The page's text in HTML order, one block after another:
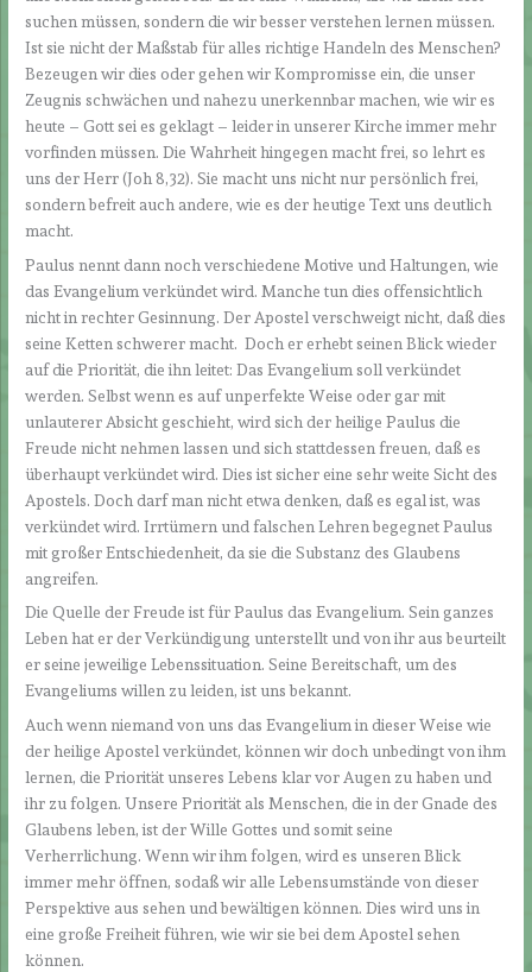
suchen müssen, sondern die wir besser verstehen lernen müssen.
Ist sie nicht der Maßstab für alles richtige Handeln des Menschen?
Bezeugen wir dies oder gehen wir Kompromisse ein, die unser
Zeugnis schwächen und nahezu unerkennbar machen, wie wir es
heute – Gott sei es geklagt – leider in unserer Kirche immer mehr
vorfinden müssen. Die Wahrheit hingegen macht frei, so lehrt es
uns der Herr (Joh 8,32). Sie macht uns nicht nur persönlich frei,
sondern befreit auch andere, wie es der heutige Text uns deutlich
macht.
Paulus nennt dann noch verschiedene Motive und Haltungen, wie
das Evangelium verkündet wird. Manche tun dies offensichtlich
nicht in rechter Gesinnung. Der Apostel verschweigt nicht, daß dies
seine Ketten schwerer macht. Doch er erhebt seinen Blick wieder
auf die Priorität, die ihn leitet: Das Evangelium soll verkündet
werden. Selbst wenn es auf unperfekte Weise oder gar mit
unlauterer Absicht geschieht, wird sich der heilige Paulus die
Freude nicht nehmen lassen und sich stattdessen freuen, daß es
überhaupt verkündet wird. Dies ist sicher eine sehr weite Sicht des
Apostels. Doch darf man nicht etwa denken, daß es egal ist, was
verkündet wird. Irrtümern und falschen Lehren begegnet Paulus
mit großer Entschiedenheit, da sie die Substanz des Glaubens
angreifen.
Die Quelle der Freude ist für Paulus das Evangelium. Sein ganzes
Leben hat er der Verkündigung unterstellt und von ihr aus beurteilt
er seine jeweilige Lebenssituation. Seine Bereitschaft, um des
Evangeliums willen zu leiden, ist uns bekannt.
Auch wenn niemand von uns das Evangelium in dieser Weise wie
der heilige Apostel verkündet, können wir doch unbedingt von ihm
lernen, die Priorität unseres Lebens klar vor Augen zu haben und
ihr zu folgen. Unsere Priorität als Menschen, die in der Gnade des
Glaubens leben, ist der Wille Gottes und somit seine
Verherrlichung. Wenn wir ihm folgen, wird es unseren Blick
immer mehr öffnen, sodaß wir alle Lebensumstände von dieser
Perspektive aus sehen und bewältigen können. Dies wird uns in
eine große Freiheit führen, wie wir sie bei dem Apostel sehen
können.